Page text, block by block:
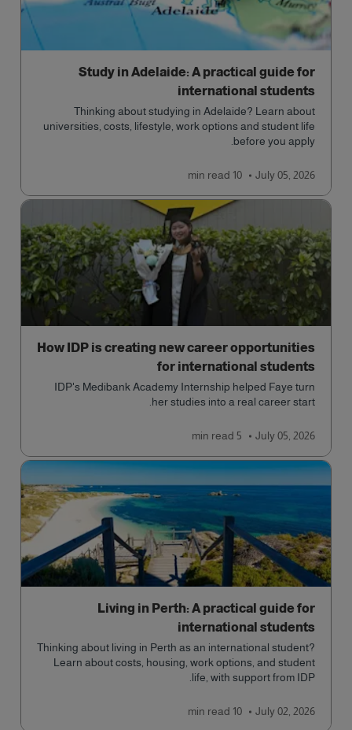
Study in Adelaide: A practical guide for
international students
Thinking about studying in Adelaide? Learn about
universities, costs, lifestyle, work options and student life
before you apply.
July 05, 2026
10 min
read
How IDP is creating new career opportunities
for international students
IDP's Medibank Academy Internship helped Faye turn
her studies into a real career start.
July 05, 2026
5 min
read
Living in Perth: A practical guide for
international students
Thinking about living in Perth as an international student?
Learn about costs, housing, work options, and student
life, with support from IDP.
July 02, 2026
10 min
read